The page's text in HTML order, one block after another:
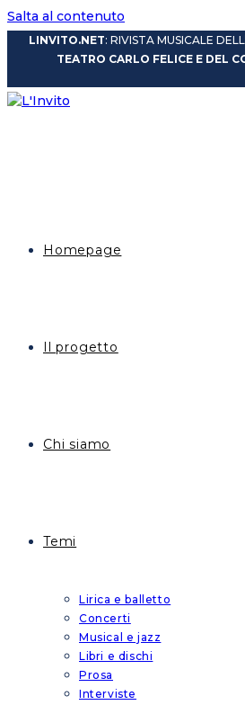
Salta al contenuto
LINVITO.NET: RIVISTA MUSICALE
TEATRO CARLO FELICE E DEL
Homepage
Il progetto
Chi siamo
Temi
Lirica e balletto
Concerti
Musical e jazz
Libri e dischi
Prosa
Interviste